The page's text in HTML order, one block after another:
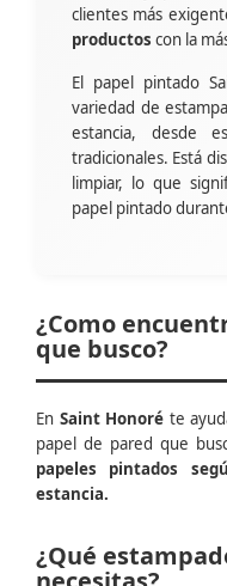
clientes más
productos con la
El papel pintado
variedad de
estancia, desde
tradicionales. Está
limpiar, lo que
papel pintado
¿Como
que busco?
En Saint Honoré te
papel de pared que
papeles pintados
estancia.
¿Qué